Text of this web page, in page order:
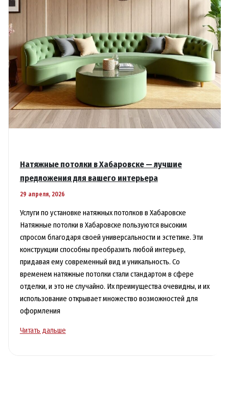
Натяжные потолки в Хабаровске — лучшие
предложения для вашего интерьера
29 апреля, 2026
Услуги по установке натяжных потолков в Хабаровске
Натяжные потолки в Хабаровске пользуются высоким
спросом благодаря своей универсальности и эстетике. Эти
конструкции способны преобразить любой интерьер,
придавая ему современный вид и уникальность. Со
временем натяжные потолки стали стандартом в сфере
отделки, и это не случайно. Их преимущества очевидны, и их
использование открывает множество возможностей для
оформления
Натяжные
Читать дальше